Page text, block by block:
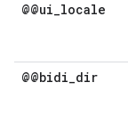
@@ui_locale
@@bidi_dir